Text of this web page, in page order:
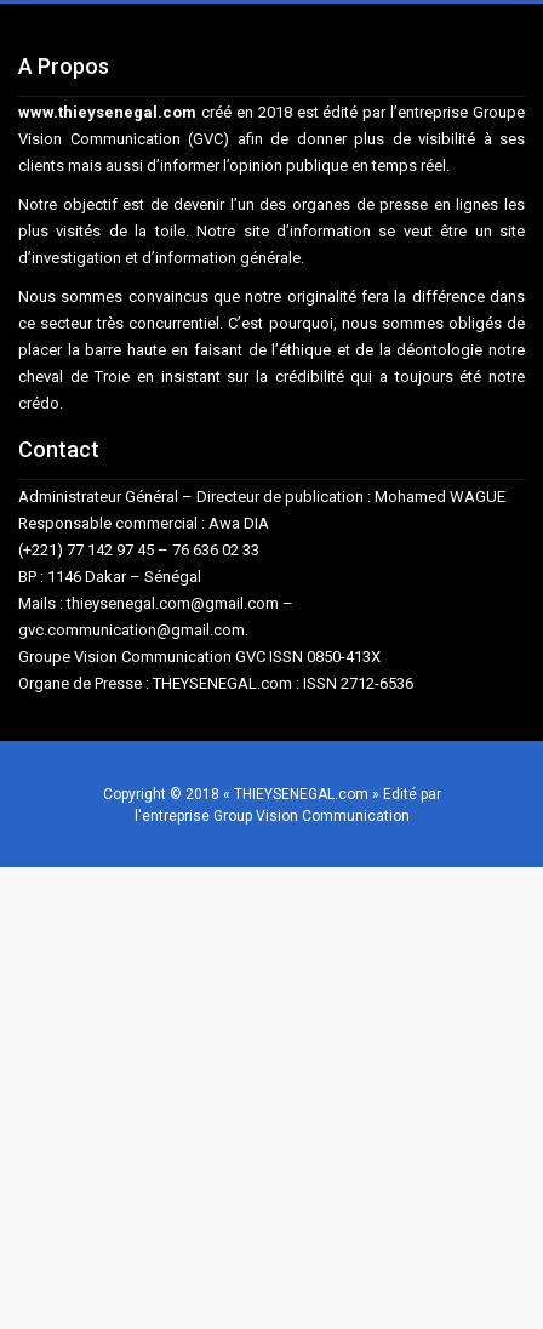
A Propos
www.thieysenegal.com créé en 2018 est édité par l’entreprise Groupe
Vision Communication (GVC) afin de donner plus de visibilité à ses
clients mais aussi d’informer l’opinion publique en temps réel.
Notre objectif est de devenir l’un des organes de presse en lignes les
plus visités de la toile. Notre site d’information se veut être un site
d’investigation et d’information générale.
Nous sommes convaincus que notre originalité fera la différence dans
ce secteur très concurrentiel. C’est pourquoi, nous sommes obligés de
placer la barre haute en faisant de l’éthique et de la déontologie notre
cheval de Troie en insistant sur la crédibilité qui a toujours été notre
crédo.
Contact
Administrateur Général – Directeur de publication : Mohamed WAGUE
Responsable commercial : Awa DIA
(+221) 77 142 97 45 – 76 636 02 33
BP : 1146 Dakar – Sénégal
Mails : thieysenegal.com@gmail.com –
gvc.communication@gmail.com.
Groupe Vision Communication GVC ISSN 0850-413X
Organe de Presse : THEYSENEGAL.com : ISSN 2712-6536
Copyright © 2018 « THIEYSENEGAL.com » Edité par
l'entreprise Group Vision Communication